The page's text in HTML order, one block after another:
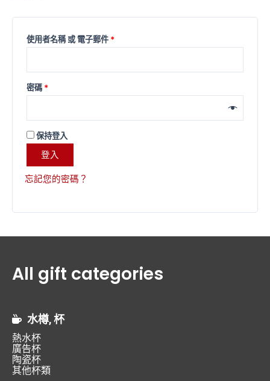
使用者名稱 或 電子郵件 *
密碼 *
保持登入
登入
忘記您的密碼？
All gift categories
水樽, 杯
熱水杯
廣告杯
陶瓷杯
其他杯類